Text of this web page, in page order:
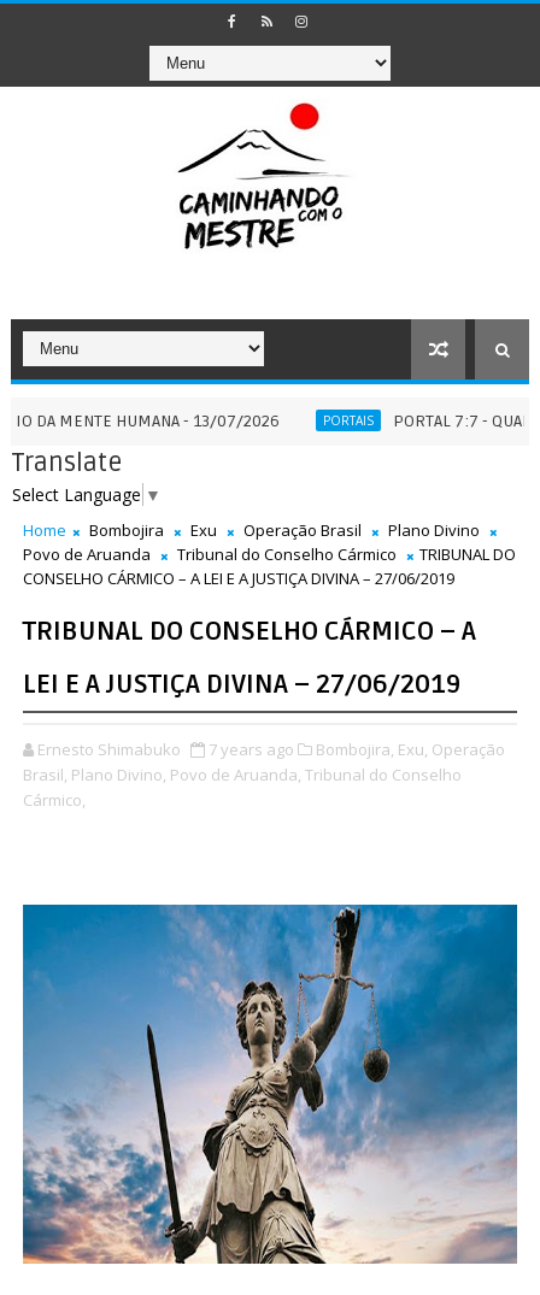
HUMANA - 13/07/2026 PORTAIS PORTAL 7:7 - QUANDO A
Translate
Select Language ▼
Home Bombojira Exu Operação Brasil
Plano Divino
Povo de Aruanda
Tribunal do Conselho Cármico
TRIBUNAL DO
CONSELHO CÁRMICO – A LEI E A JUSTIÇA DIVINA – 27/06/2019
TRIBUNAL DO CONSELHO CÁRMICO – A
LEI E A JUSTIÇA DIVINA – 27/06/2019
Ernesto Shimabuko 7 years ago Bombojira, Exu, Operação
Brasil, Plano Divino, Povo de Aruanda, Tribunal do Conselho
Cármico,